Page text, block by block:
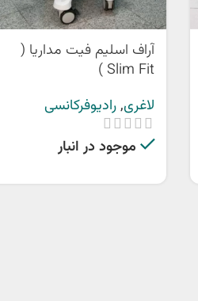
آراف اسلیم فیت مداریا (
Slim Fit )
لاغری,رادیوفرکانسی
موجود در انبار